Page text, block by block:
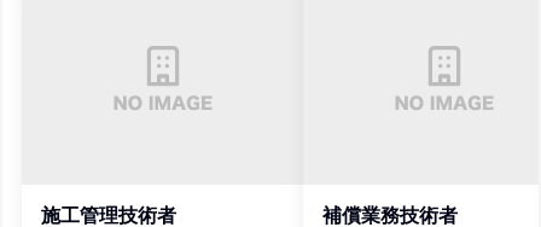
施工管理技術者 補償業務技術者